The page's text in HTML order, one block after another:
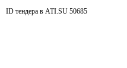
ID тендера в ATI.SU 50685